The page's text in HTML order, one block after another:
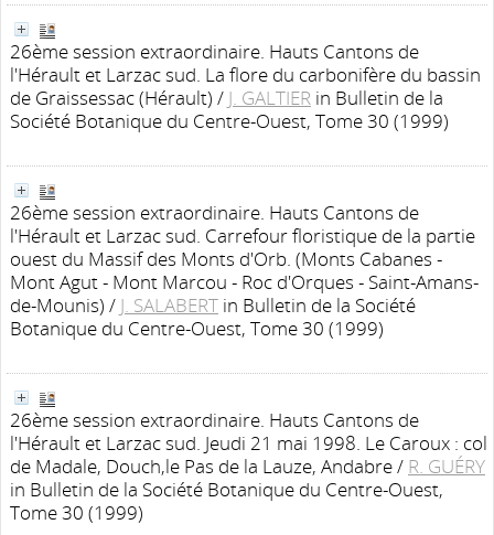
26ème session extraordinaire. Hauts Cantons de
l'Hérault et Larzac sud. La flore du carbonifère du bassin
de Graissessac (Hérault) / J. GALTIER in Bulletin de la
Société Botanique du Centre-Ouest, Tome 30 (1999)
26ème session extraordinaire. Hauts Cantons de
l'Hérault et Larzac sud. Carrefour floristique de la partie
ouest du Massif des Monts d'Orb. (Monts Cabanes -
Mont Agut - Mont Marcou - Roc d'Orques - Saint-Amans-
de-Mounis) / J. SALABERT in Bulletin de la Société
Botanique du Centre-Ouest, Tome 30 (1999)
26ème session extraordinaire. Hauts Cantons de
l'Hérault et Larzac sud. Jeudi 21 mai 1998. Le Caroux : col
de Madale, Douch,le Pas de la Lauze, Andabre/ R. GUÉRY
in Bulletin de la Société Botanique du Centre-Ouest,
Tome 30 (1999)